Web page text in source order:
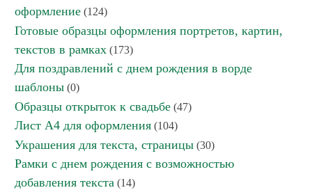
оформление (124)
Готовые образцы оформления портретов, картин,
текстов в рамках (173)
Для поздравлений с днем рождения в ворде
шаблоны (0)
Образцы открыток к свадьбе (47)
Лист А4 для оформления (104)
Украшения для текста, страницы (30)
Рамки с днем рождения с возможностью
добавления текста (14)